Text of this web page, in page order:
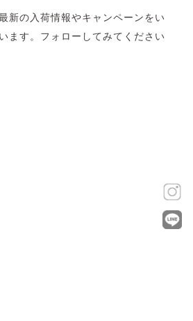
新の入荷情報やキャンペーンをい
ます。フォローしてみてください